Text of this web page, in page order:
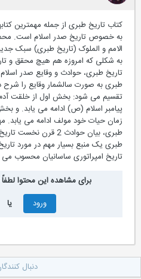
کتاب تاریخ طبری از جمله مهمترین
به خصوص تاریخ صدر اسلام است. محمد
الامم و الملوک (تاریخ طبری) سبک جدیدی
به شکلی که امروزه هم هیچ محقق و
تاریخ طبری، حوادث و وقایع صدر اسلام
طبری به صورت سالشمار وقایع را شرح
تقسیم می شود: بخش اول از خلقت آدم
پیامبر اسلام (ص) ادامه می یابد. و بخش
زمان حیات خود مولف ادامه می یابد.
طبری، بیان حوادث 2 قرن
طبری یک منبع بسیار مهم در مورد
تاریخ امپراتوری ساسانیان محسوب می
برای مشاهده این محتوا لطفاً
ورود
دنبال کنندگان